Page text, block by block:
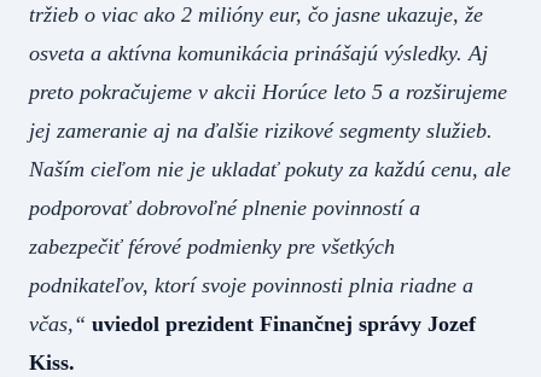
tržieb o viac ako 2 milióny eur, čo jasne ukazuje, že
osveta a aktívna komunikácia prinášajú výsledky. Aj
preto pokračujeme v akcii Horúce leto 5 a rozširujeme
jej zameranie aj na ďalšie rizikové segmenty služieb.
Naším cieľom nie je ukladať pokuty za každú cenu, ale
podporovať dobrovoľné plnenie povinností a
zabezpečiť férové podmienky pre všetkých
podnikateľov, ktorí svoje povinnosti plnia riadne a
včas,“ uviedol prezident Finančnej správy Jozef
Kiss.